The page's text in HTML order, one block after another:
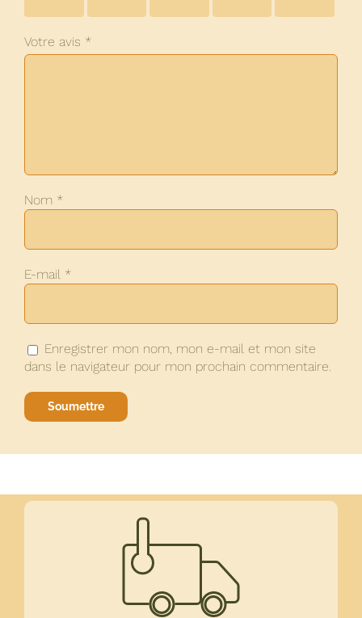
Votre avis *
Nom *
E-mail *
Enregistrer mon nom, mon e-mail et mon site
dans le navigateur pour mon prochain commentaire.